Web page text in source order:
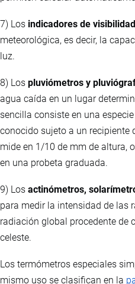
7) Los indicadores de visibilidad
meteorológica, es decir, la
luz.
8) Los pluviómetros y
agua caída en un lugar
sencilla consiste en una
conocido sujeto a un recipiente
mide en 1/10 de mm de altura,
en una probeta graduada.
9) Los actinómetros,
para medir la intensidad de las
radiación global procedente de
celeste.
Los termómetros especiales
mismo uso se clasifican en la